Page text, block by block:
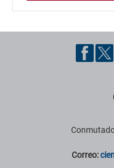
Correo: